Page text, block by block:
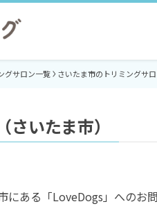
グサロン一覧 さいたま市のトリミングサ
いたま市）
にある「LoveDogs」へのお